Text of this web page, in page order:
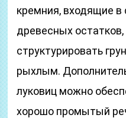
кремния, входящие
древесных
структурировать
рыхлым.
луковиц можно
хорошо промытый